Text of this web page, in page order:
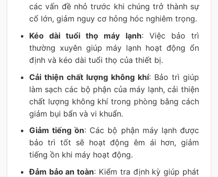
các vấn đề nhỏ trước khi chúng trở thành sự
cố lớn, giảm nguy cơ hỏng hóc nghiêm trọng.
Kéo dài tuổi thọ máy lạnh: Việc bảo trì
thường xuyên giúp máy lạnh hoạt động ổn
định và kéo dài tuổi thọ của thiết bị.
Cải thiện chất lượng không khí: Bảo trì giúp
làm sạch các bộ phận của máy lạnh, cải thiện
chất lượng không khí trong phòng bằng cách
giảm bụi bẩn và vi khuẩn.
Giảm tiếng ồn: Các bộ phận máy lạnh được
bảo trì tốt sẽ hoạt động êm ái hơn, giảm
tiếng ồn khi máy hoạt động.
Đảm bảo an toàn: Kiểm tra định kỳ giúp phát